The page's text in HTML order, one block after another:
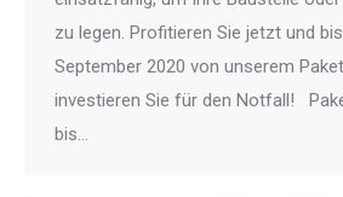
zu legen. Profitieren Sie jetzt und
September 2020 von unserem
investieren Sie für den Notfall!
bis…